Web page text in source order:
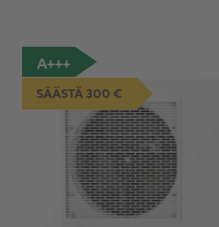
A+++
SÄÄSTÄ 300 €